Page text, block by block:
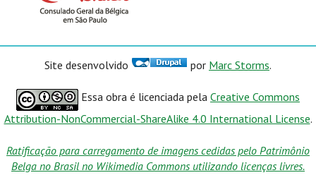
Site desenvolvido por Marc Storms.
Essa obra é licenciada pela Creative Commons
Attribution-NonCommercial-ShareAlike 4.0 International License.
Ratificação para carregamento de imagens cedidas pelo Patrimônio
Belga no Brasil no Wikimedia Commons utilizando licenças livres.